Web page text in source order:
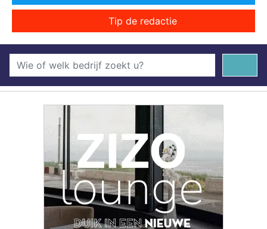
Tip de redactie